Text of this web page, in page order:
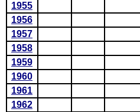
1955
1956
1957
1958
1959
1960
1961
1962